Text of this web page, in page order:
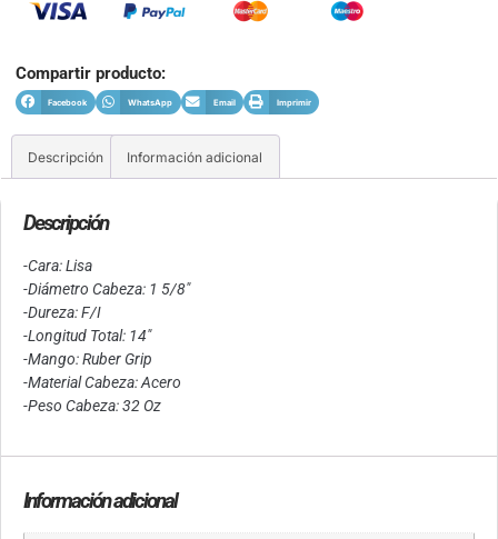
Compartir producto:
Facebook WhatsApp Email Imprimir
Descripción Información adicional
Descripción
-Cara: Lisa
-Diámetro Cabeza: 1 5/8″
-Dureza: F/I
-Longitud Total: 14″
-Mango: Ruber Grip
-Material Cabeza: Acero
-Peso Cabeza: 32 Oz
Información adicional